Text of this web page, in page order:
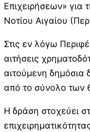
Επιχειρήσεων» για
Νοτίου Αιγαίου
Στις εν λόγω
αιτήσεις
αιτούμενη
από το σύνολο των
Η δράση στοχεύει